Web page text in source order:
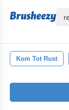
Kom Tot Rust